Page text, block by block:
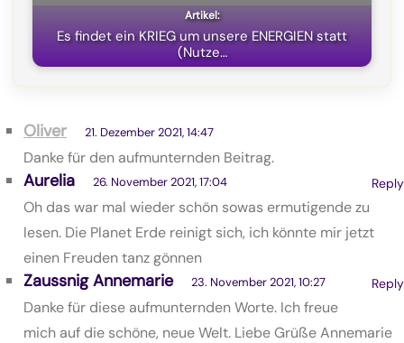
Es findet ein KRIEG um unsere ENERGIEN statt
(Nutze…
Oliver 21. Dezember 2021, 14:47
Danke für den aufmunternden Beitrag.
Reply
Aurelia 26. November 2021, 17:04
Oh das war mal wieder schön sowas ermutigende zu
lesen. Die Planet Erde reinigt sich, ich könnte mir jetzt
einen Freuden tanz gönnen
Reply
Zaussnig Annemarie 23. November 2021, 10:27
Danke für diese aufmunternden Worte. Ich freue
mich auf die schöne, neue Welt. Liebe Grüße Annemarie